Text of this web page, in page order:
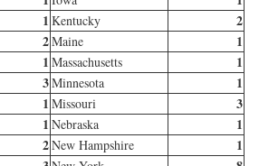
1 Kentucky 2
2Maine 1
1 Massachusetts 1
3Minnesota 1
1 Missouri 3
1 Nebraska 1
2New Hampshire 1